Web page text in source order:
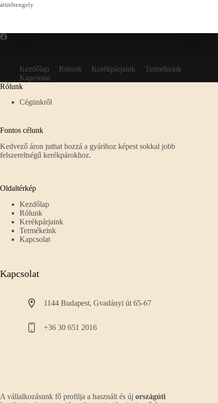
átütőtengely
Kezdőlap Rólunk Kerékpárjaink
Termékeink
Kapcsolat
Rólunk
Cégünkről
Fontos célunk
Kedvező áron juthat hozzá a gyárihoz képest sokkal jobb
felszereltségű kerékpárokhoz.
Oldaltérkép
Kezdőlap
Rólunk
Kerékpárjaink
Termékeink
Kapcsolat
Kapcsolat
1144 Budapest, Gvadányi út 65-67
+36 30 651 2016
A vállalkozásunk fő profilja a használt és új országúti